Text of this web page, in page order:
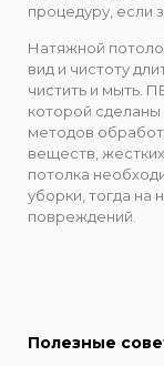
процедуру, если
Натяжной
вид и чистоту
чистить и мыть.
которой
методов
веществ,
потолка
уборки, тогда на
повреждений.
Полезные